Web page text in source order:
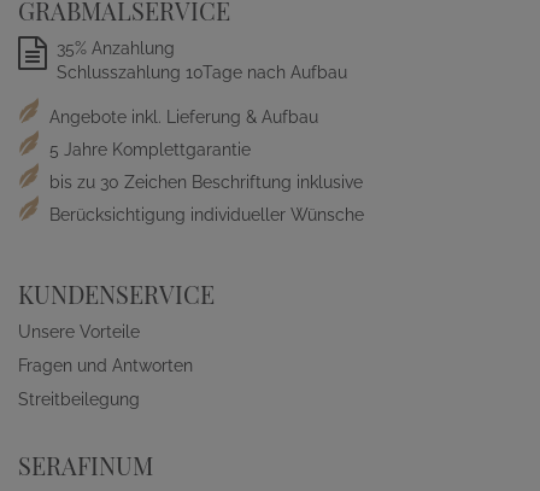
GRABMALSERVICE
35% Anzahlung
Schlusszahlung 10Tage nach Aufbau
Angebote inkl. Lieferung & Aufbau
5 Jahre Komplettgarantie
bis zu 30 Zeichen Beschriftung inklusive
Berücksichtigung individueller Wünsche
KUNDENSERVICE
Unsere Vorteile
Fragen und Antworten
Streitbeilegung
SERAFINUM